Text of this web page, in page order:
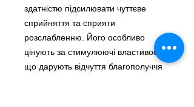
здатністю підсилювати чуттєве
сприйняття та сприяти
розслабленню. Його особливо
цінують за стимулюючі властивості,
що дарують відчуття благополуччя